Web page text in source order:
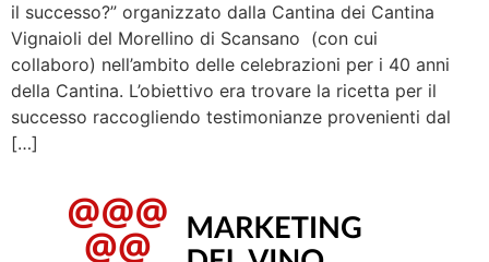
il successo?” organizzato dalla Cantina dei Cantina
Vignaioli del Morellino di Scansano (con cui
collaboro) nell’ambito delle celebrazioni per i 40 anni
della Cantina. L’obiettivo era trovare la ricetta per il
successo raccogliendo testimonianze provenienti dal
[…]